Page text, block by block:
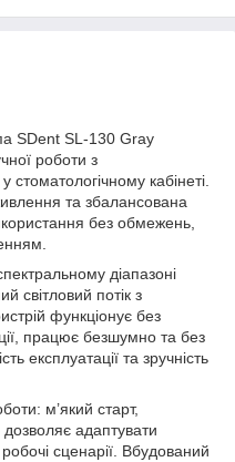
SDent SL-130 Gray
роботи з
кабінеті.
та збалансована
без обмежень,
діапазоні
світловий потік з
функціонує без
працює безшумно та без
експлуатації та зручність
м’який старт,
адаптувати
сценарії. Вбудований